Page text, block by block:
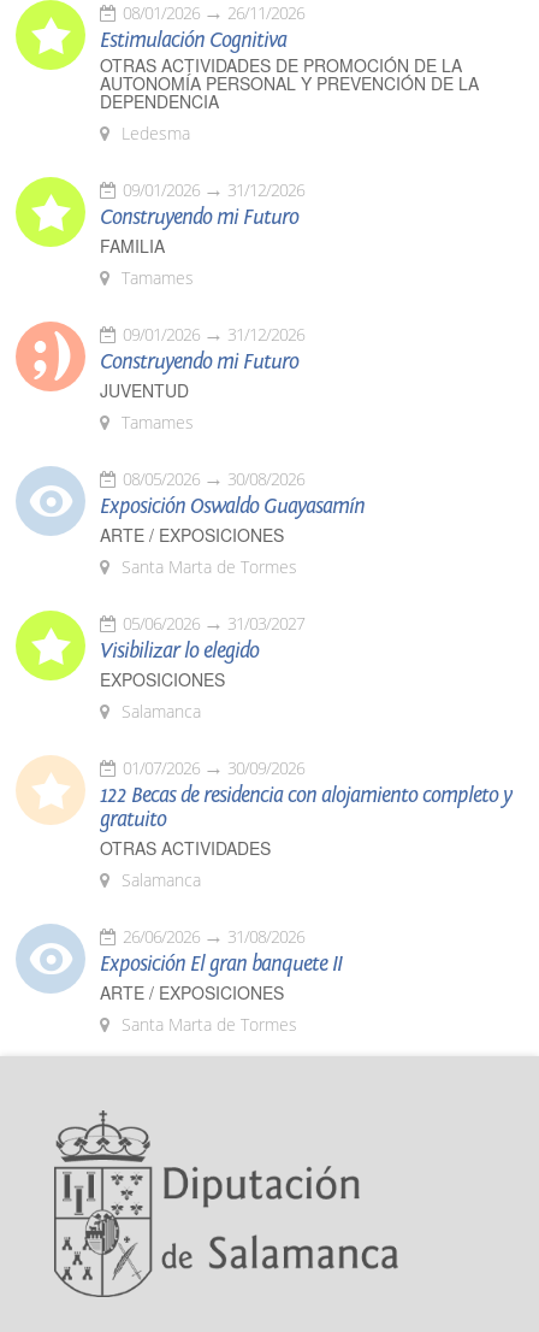
08/01/2026 26/11/2026
Estimulación Cognitiva
OTRAS ACTIVIDADES DE PROMOCIÓN DE LA
AUTONOMÍA PERSONAL Y PREVENCIÓN DE LA
DEPENDENCIA
Ledesma
09/01/2026 31/12/2026
Construyendo mi Futuro
FAMILIA
Tamames
09/01/2026 31/12/2026
Construyendo mi Futuro
JUVENTUD
Tamames
08/05/2026 30/08/2026
Exposición Oswaldo Guayasamín
ARTE / EXPOSICIONES
Santa Marta de Tormes
05/06/2026 31/03/2027
Visibilizar lo elegido
EXPOSICIONES
Salamanca
01/07/2026 30/09/2026
122 Becas de residencia con alojamiento completo y
gratuito
OTRAS ACTIVIDADES
Salamanca
26/06/2026 31/08/2026
Exposición El gran banquete II
ARTE / EXPOSICIONES
Santa Marta de Tormes